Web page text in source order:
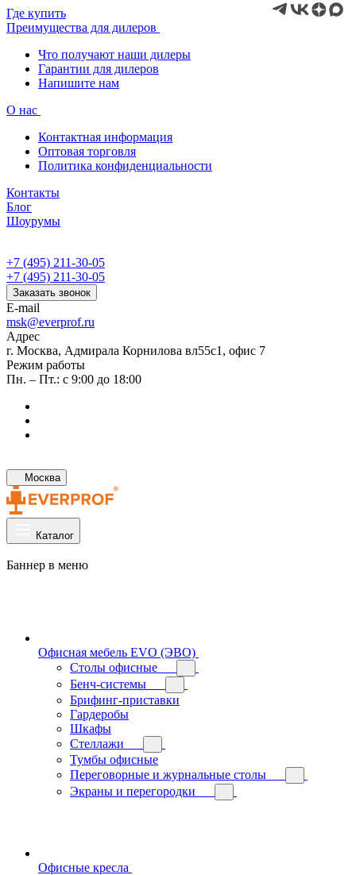
Где купить
Преимущества для дилеров
Что получают наши дилеры
Гарантии для дилеров
Напишите нам
О нас
Контактная информация
Оптовая торговля
Политика конфиденциальности
Контакты
Блог
Шоурумы
+7 (495) 211-30-05
+7 (495) 211-30-05
Заказать звонок
E-mail
msk@everprof.ru
Адрес
г. Москва, Адмирала Корнилова вл55с1, офис 7
Режим работы
Пн. – Пт.: с 9:00 до 18:00
Москва
Каталог
Баннер в меню
Офисная мебель EVO (ЭВО)
Cтолы офисные
Бенч-системы
Брифинг-приставки
Гардеробы
Шкафы
Стеллажи
Тумбы офисные
Переговорные и журнальные столы
Экраны и перегородки
Офисные кресла